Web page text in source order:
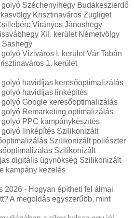
Széchenyihegy Budakeszierdő
Krisztinaváros Zugliget
Virányos Jánoshegy
XII. kerület Németvölgy
Sashegy
Víziváros I. kerület Vár Tabán
1. kerület
havidíjas keresőoptimalizálás
havidíjas linképítés
Google keresőoptimalizálás
Remarketing optimalizálás
PPC kampánykészítés
linképítés Szilikonizált
Szilikonizált poliészter
Szilikonizált
digitális ügynökség Szilikonizált
kampány kezelés
2026 - Hogyan építheti fel álmai
A megoldás egyszerűbb, mint